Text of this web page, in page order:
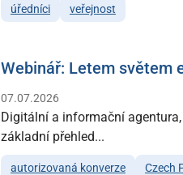
úředníci veřejnost
Webinář: Letem světem
07.07.2026
Digitální a informační
základní přehled...
autorizovaná konverze Czech